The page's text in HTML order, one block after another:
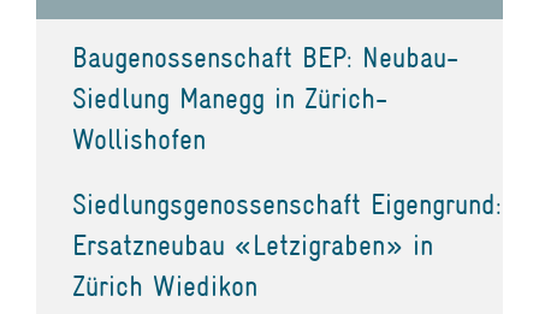
Baugenossenschaft BEP: Neubau-
Siedlung Manegg in Zürich-
Wollishofen
Siedlungsgenossenschaft Eigengrund:
Ersatzneubau «Letzigraben» in
Zürich Wiedikon